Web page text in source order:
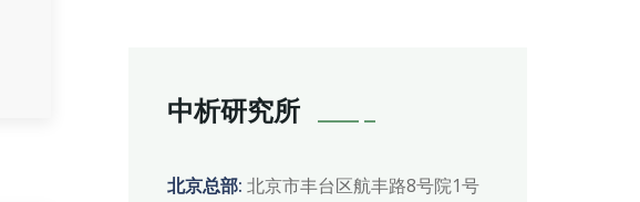
中析研究所
北京总部: 北京市丰台区航丰路8号院1号